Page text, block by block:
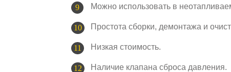
Можно использовать в
Простота сборки, демонтажа и
Низкая стоимость.
Наличие клапана сброса давления.